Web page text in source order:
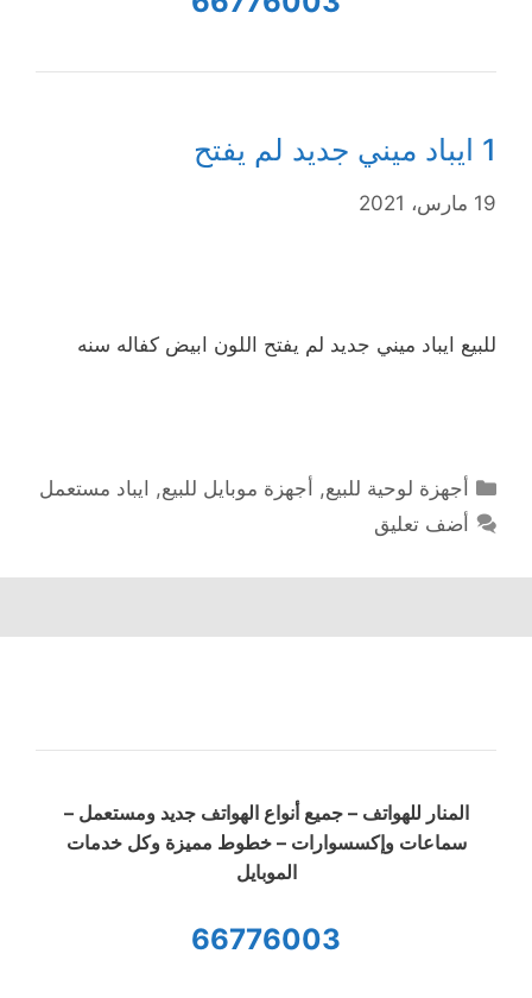
1 ايباد ميني جديد لم يفتح
19 مارس، 2021
للبيع ايباد ميني جديد لم يفتح اللون ابيض كفاله سنه
التصنيفات
أجهزة لوحية للبيع, أجهزة موبايل للبيع, ايباد مستعمل
أضف تعليق
المنار للهواتف – جميع أنواع الهواتف جديد ومستعمل –
سماعات وإكسسوارات – خطوط مميزة وكل خدمات
الموبايل
66776003